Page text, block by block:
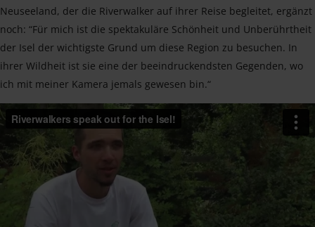
Neuseeland, der die Riverwalker auf ihrer Reise begleitet, ergänzt
noch: “Für mich ist die spektakuläre Schönheit und Unberührtheit
der Isel der wichtigste Grund um diese Region zu besuchen. In
ihrer Wildheit ist sie eine der beeindruckendsten Gegenden, wo
ich mit meiner Kamera jemals gewesen bin.“